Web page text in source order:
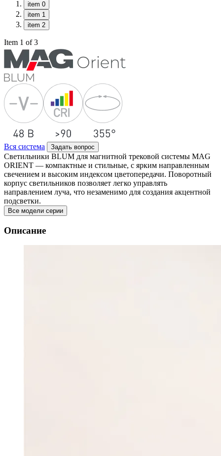
item 0
item 1
item 2
Item 1 of 3
Вся система Задать вопрос
Светильники BLUM для магнитной трековой системы MAG
ORIENT — компактные и стильные, с ярким направленным
свечением и высоким индексом цветопередачи. Поворотный
корпус светильников позволяет легко управлять
направлением луча, что незаменимо для создания акцентной
подсветки.
Все модели серии
Описание